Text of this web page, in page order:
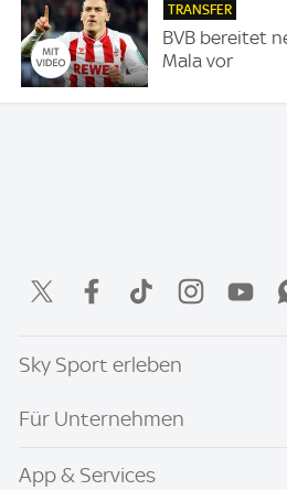
TRANSFER
BVB bereitet
Mala vor
Sky Sport erleben
Für Unternehmen
App & Services